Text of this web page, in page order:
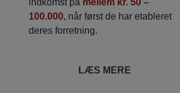
indkomst på mellem kr. 50 –
100.000, når først de har etableret
deres forretning.
LÆS MERE